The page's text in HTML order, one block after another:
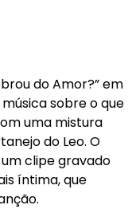
do Amor?” em
sobre o que
uma mistura
do Leo. O
clipe gravado
íntima, que